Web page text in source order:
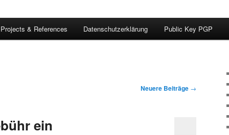
Projects & References Datenschutzerklärung Public Key PGP
Neuere Beiträge →
ein